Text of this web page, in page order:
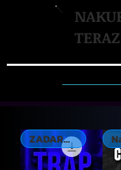
ZADARMO, exkluzívne